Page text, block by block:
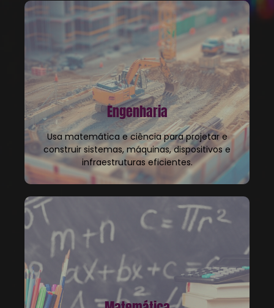
Engenharia
Usa matemática e ciência para projetar e
construir sistemas, máquinas, dispositivos e
infraestruturas eficientes.